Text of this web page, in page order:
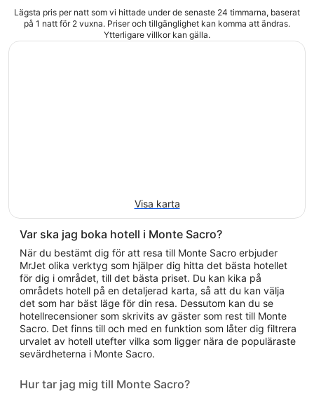
Lägsta pris per natt som vi hittade under de senaste 24 timmarna, baserat
på 1 natt för 2 vuxna. Priser och tillgänglighet kan komma att ändras.
Ytterligare villkor kan gälla.
Visa karta
Var ska jag boka hotell i Monte Sacro?
När du bestämt dig för att resa till Monte Sacro erbjuder
MrJet olika verktyg som hjälper dig hitta det bästa hotellet
för dig i området, till det bästa priset. Du kan kika på
områdets hotell på en detaljerad karta, så att du kan välja
det som har bäst läge för din resa. Dessutom kan du se
hotellrecensioner som skrivits av gäster som rest till Monte
Sacro. Det finns till och med en funktion som låter dig filtrera
urvalet av hotell utefter vilka som ligger nära de populäraste
sevärdheterna i Monte Sacro.
Hur tar jag mig till Monte Sacro?